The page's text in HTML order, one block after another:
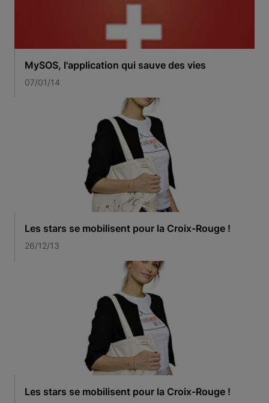
MySOS, l'application qui sauve des vies
07/01/14
Les stars se mobilisent pour la Croix-Rouge !
26/12/13
Les stars se mobilisent pour la Croix-Rouge !